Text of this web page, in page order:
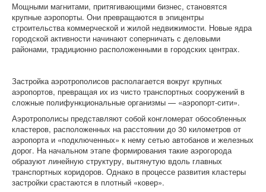
Мощными магнитами, притягивающими бизнес, становятся
крупные аэропорты. Они превращаются в эпицентры
строительства коммерческой и жилой недвижимости. Новые ядра
городской активности начинают соперничать с деловыми
районами, традиционно расположенными в городских центрах.
Застройка аэротрополисов располагается вокруг крупных
аэропортов, превращая их из чисто транспортных сооружений в
сложные полифункциональные организмы — «аэропорт-сити».
Аэротрополисы представляют собой конгломерат обособленных
кластеров, расположенных на расстоянии до 30 километров от
аэропорта и «подключенных» к нему сетью автобанов и железных
дорог. На начальном этапе формирования такие аэрогорода
образуют линейную структуру, вытянутую вдоль главных
транспортных коридоров. Однако в процессе развития кластеры
застройки срастаются в плотный «ковер».